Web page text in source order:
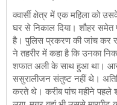
क्वार्सी क्षेत्र में एक महिला को
घर से निकाल दिया। शौहर समेत
है। पुलिस प्रकरण की जांच कर
ने तहरीर में कहा है कि उनका
शफात अली के साथ हुआ था।
ससुरालीजन संतुष्ट नहीं थे।
करते थे। करीब पांच महीने